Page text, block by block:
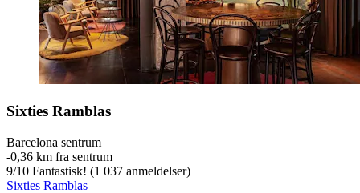
Sixties Ramblas
Barcelona sentrum
‐0,36 km fra sentrum
9/10 Fantastisk! (1 037 anmeldelser)
Sixties Ramblas